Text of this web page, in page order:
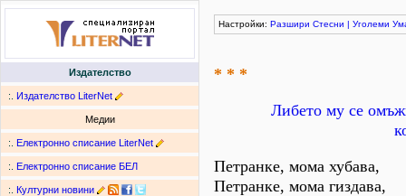
Издателство
:. Издателство LiterNet
Медии
:. Електронно списание LiterNet
:. Електронно списание БЕЛ
:. Културни новини
Настройки: Разшири Стесни | Уголеми
* * *
Либето му се
Петранке, мома хубава,
Петранке, мома гиздава,